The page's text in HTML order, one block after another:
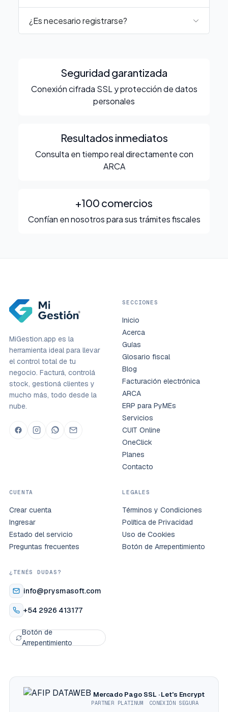
¿Es necesario registrarse?
Seguridad garantizada
Conexión cifrada SSL y protección de datos
personales
Resultados inmediatos
Consulta en tiempo real directamente con
ARCA
+100 comercios
Confían en nosotros para sus trámites fiscales
MiGestion.app es la
herramienta ideal para llevar
el control total de tu
negocio. Facturá, controlá
stock, gestioná clientes y
mucho más, todo desde la
nube.
SECCIONES
Inicio
Acerca
Guías
Glosario fiscal
Blog
Facturación electrónica
ARCA
ERP para PyMEs
Servicios
CUIT Online
OneClick
Planes
Contacto
CUENTA
Crear cuenta
Ingresar
Estado del servicio
Preguntas frecuentes
LEGALES
Términos y Condiciones
Política de Privacidad
Uso de Cookies
Botón de Arrepentimiento
¿TENÉS DUDAS?
info@prysmasoft.com
+54 2926 413177
Botón de
Arrepentimiento
Mercado Pago
PARTNER PLATINUM
SSL · Let's Encrypt
CONEXIÓN SEGURA